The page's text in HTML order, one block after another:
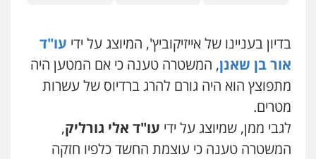
בדיון בעניינו של אייזיקוביץ', המיוצג על ידי עו"ד
אור בן שאנן, המשטרה טענה כי אם המטען היה
מתפוצץ הוא היה גורם להרג ברדיוס של עשרות
מטרים.
לגבי ממן, שמיוצג על ידי עו"ד אלי גורליק,
המשטרה טענה כי עוצמת החשד כלפיו חזקה
פלילי עבירות תנועה צווארון לבן תעבורה
עורכי דין לענייני אסירים מעצרים וחקירות
0546470989
סמים עבירות מין
0523647066